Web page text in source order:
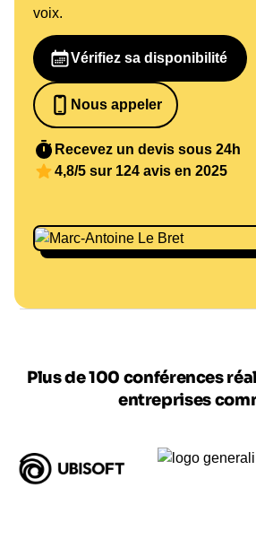
voix.
Vérifiez sa disponibilité
Nous appeler
0652698481
Recevez un devis sous 24h
4,8/5 sur 124 avis en 2025
Plus de 100 conférences
entreprises